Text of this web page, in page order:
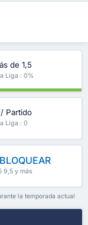
de 1,5
Liga : 0%
Partido
Liga : 0
9,5 y más
la temporada actual